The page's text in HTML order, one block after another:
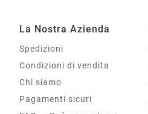
La Nostra Azienda
Spedizioni
Condizioni di vendita
Chi siamo
Pagamenti sicuri